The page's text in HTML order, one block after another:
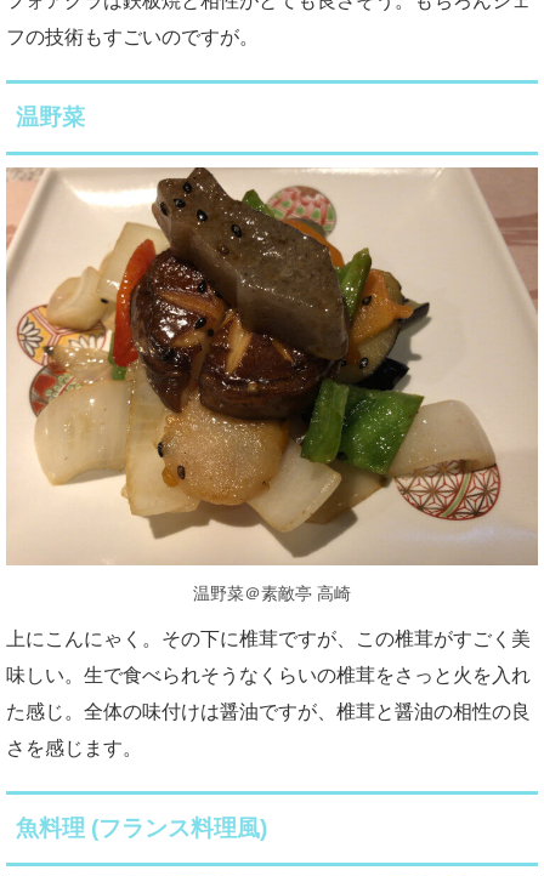
フの技術もすごいのですが。
温野菜
温野菜＠素敵亭 高崎
上にこんにゃく。その下に椎茸ですが、この椎茸がすごく美
味しい。生で食べられそうなくらいの椎茸をさっと火を入れ
た感じ。全体の味付けは醤油ですが、椎茸と醤油の相性の良
さを感じます。
魚料理 (フランス料理風)